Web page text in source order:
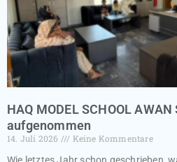
HAQ MODEL SCHOOL
aufgenommen
14. Juli 2026
Keine Kommentare
Wie letztes Jahr schon geschrieben,